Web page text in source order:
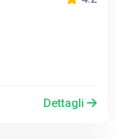
Dettagli